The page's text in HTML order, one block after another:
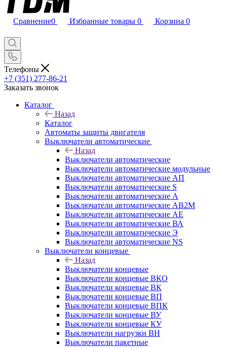
Сравнение0 Избранные товары 0 Корзина 0
Телефоны
+7 (351) 277-86-21
Заказать звонок
Каталог
Назад
Каталог
Автоматы защиты двигателя
Выключатели автоматические
Назад
Выключатели автоматические
Выключатели автоматические модульные
Выключатели автоматические АП
Выключатели автоматические S
Выключатели автоматические А
Выключатели автоматические АВ2М
Выключатели автоматические АЕ
Выключатели автоматические ВА
Выключатели автоматические Э
Выключатели автоматические NS
Выключатели концевые
Назад
Выключатели концевые
Выключатели концевые ВКО
Выключатели концевые ВК
Выключатели концевые ВП
Выключатели концевые ВПК
Выключатели концевые ВУ
Выключатели концевые КУ
Выключатели нагрузки ВН
Выключатели пакетные